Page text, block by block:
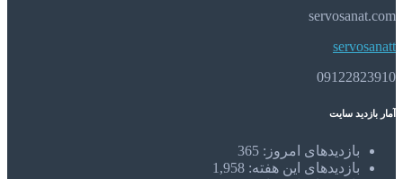
servosanat.com
servosanatt
09122823910
آمار بازدید سایت
بازدیدهای امروز: 365
بازدیدهای این هفته: 1,958